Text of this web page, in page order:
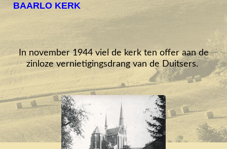
BAARLO KERK
In november 1944 viel de kerk ten offer aan de
zinloze vernietigingsdrang van de Duitsers.